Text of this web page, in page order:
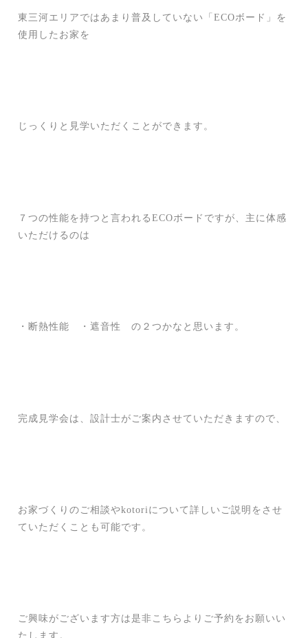
東三河エリアではあまり普及していない「ECOボード」を
使用したお家を
じっくりと見学いただくことができます。
７つの性能を持つと言われるECOボードですが、主に体感
いただけるのは
・断熱性能 ・遮音性 の２つかなと思います。
完成見学会は、設計士がご案内させていただきますので、
お家づくりのご相談やkotoriについて詳しいご説明をさせ
ていただくことも可能です。
ご興味がございます方は是非こちらよりご予約をお願いい
たします。